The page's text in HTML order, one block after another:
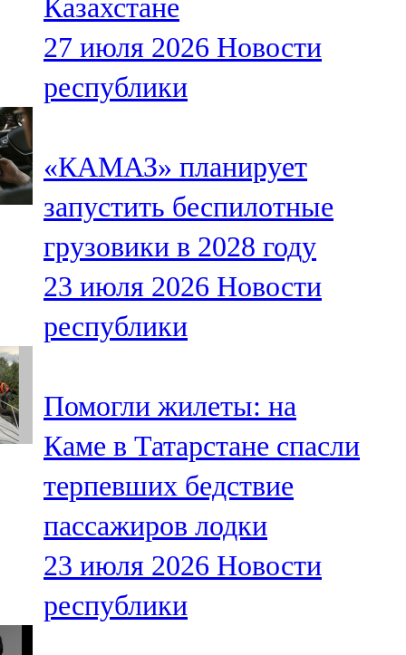
Казахстане
27 июля 2026 Новости
республики
«КАМАЗ» планирует
запустить беспилотные
грузовики в 2028 году
23 июля 2026 Новости
республики
Помогли жилеты: на
Каме в Татарстане спасли
терпевших бедствие
пассажиров лодки
23 июля 2026 Новости
республики